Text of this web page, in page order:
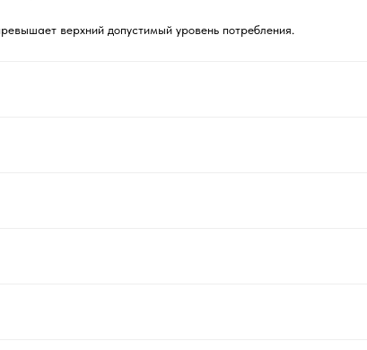
верхний допустимый уровень потребления.